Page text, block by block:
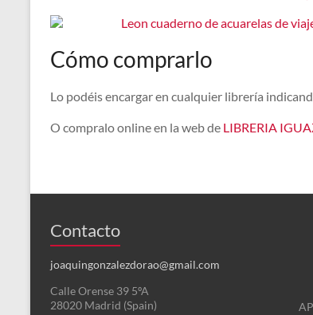
Cómo comprarlo
Lo podéis encargar en cualquier librería
O compralo online en la web de LIBRERIA
Contacto
joaquingonzalezdorao@gmail.com
Calle Orense 39 5ºA
28020 Madrid (Spain)